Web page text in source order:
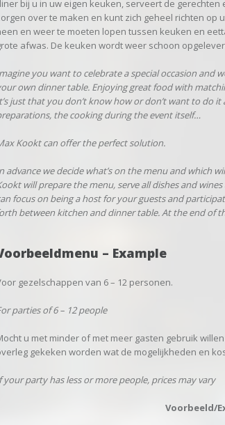
bij u in uw eigen keuken, serveert de
over te maken en kunt zich geheel richten
en weer te moeten lopen tussen keuken en
afwas. De keuken wordt weer schoon
you want to celebrate a special occasion and
own dinner table. Enjoying great food with
just that you don’t know how or don’t want to do
the cooking during the event itself…
Kookt can offer the perfect solution.
advance we decide what’s on the menu and which
will prepare the menu, serve all dishes and
focus on being a host for your guests and
between kitchen and dinner table. At the end of
– Example
gezelschappen van 6 – 12 personen.
parties of 6 – 12 people
u met minder of met meer gasten gebruik
gekeken worden wat de mogelijkheden en
your party has less or more people, prices may vary
Voorbeeld/